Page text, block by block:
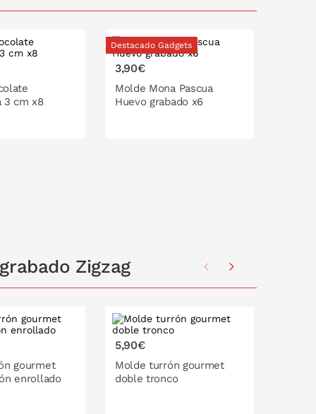
3 cm x8
Destacado Gadgets
3,90€
Molde Mona Pascua
Huevo grabado x6
Zigzag
gourmet
enrollado
5,90€
Molde turrón gourmet
doble tronco